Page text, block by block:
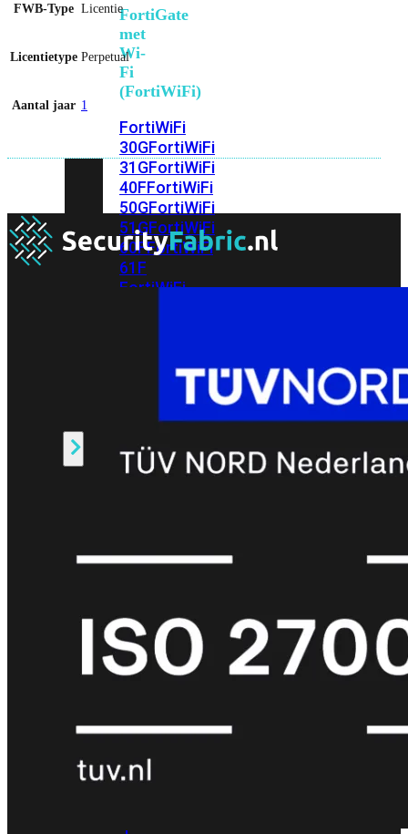
FortiGate
met
Wi-
Fi
(FortiWiFi)
FortiWiFi
30GFortiWiFi
31GFortiWiFi
40FFortiWiFi
50GFortiWiFi
51GFortiWiFi
60FFortiWiFi
61F
FortiWiFi
Alle
FortiCare
EssentialsFortiCare
Premium
FortiCare
Elite FortiCare
RMA
FWB-Type Licentie
Licentietype Perpetual
Aantal jaar 1